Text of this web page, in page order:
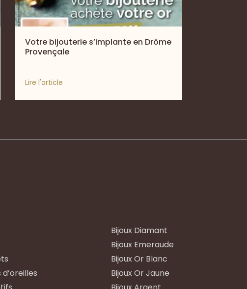
Votre bijouterie s’implante en Drôme
Provençale
Lire l'article
Bijoux Diamant
Bijoux Emeraude
Bijoux Or Blanc
Bijoux Or Jaune